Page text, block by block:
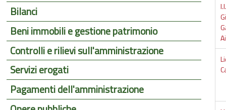
Bilanci
Beni immobili e gestione patrimonio
Controlli e rilievi sull'amministrazione
Servizi erogati
Pagamenti dell'amministrazione